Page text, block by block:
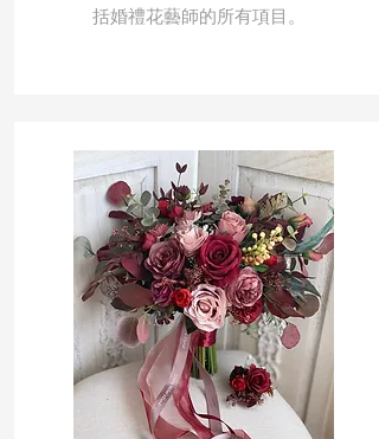
括婚禮花藝師的所有項目。